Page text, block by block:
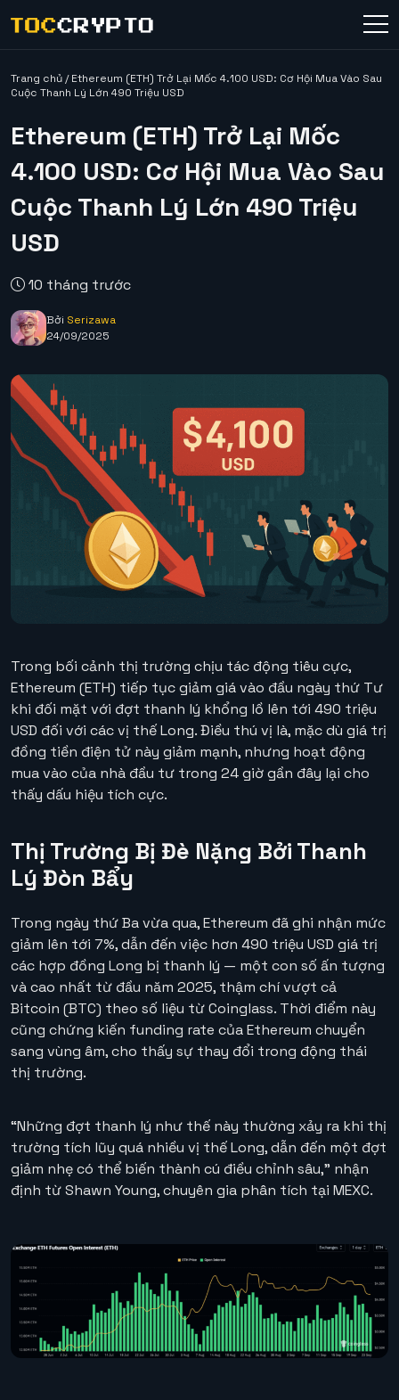
Trang chủ/Ethereum (ETH) Trở Lại Mốc 4.100 USD: Cơ Hội Mua Vào Sau
Cuộc Thanh Lý Lớn 490 Triệu USD
Ethereum (ETH) Trở Lại Mốc
4.100 USD: Cơ Hội Mua Vào Sau
Cuộc Thanh Lý Lớn 490 Triệu
USD
10 tháng trước
Bởi Serizawa
24/09/2025
Trong bối cảnh thị trường chịu tác động tiêu cực,
Ethereum (ETH) tiếp tục giảm giá vào đầu ngày thứ Tư
khi đối mặt với đợt thanh lý khổng lồ lên tới 490 triệu
USD đối với các vị thế Long. Điều thú vị là, mặc dù giá trị
đồng tiền điện tử này giảm mạnh, nhưng hoạt động
mua vào của nhà đầu tư trong 24 giờ gần đây lại cho
thấy dấu hiệu tích cực.
Thị Trường Bị Đè Nặng Bởi Thanh
Lý Đòn Bẩy
Trong ngày thứ Ba vừa qua, Ethereum đã ghi nhận mức
giảm lên tới 7%, dẫn đến việc hơn 490 triệu USD giá trị
các hợp đồng Long bị thanh lý — một con số ấn tượng
và cao nhất từ đầu năm 2025, thậm chí vượt cả
Bitcoin (BTC) theo số liệu từ Coinglass. Thời điểm này
cũng chứng kiến funding rate của Ethereum chuyển
sang vùng âm, cho thấy sự thay đổi trong động thái
thị trường.
“Những đợt thanh lý như thế này thường xảy ra khi thị
trường tích lũy quá nhiều vị thế Long, dẫn đến một đợt
giảm nhẹ có thể biến thành cú điều chỉnh sâu,” nhận
định từ Shawn Young, chuyên gia phân tích tại MEXC.